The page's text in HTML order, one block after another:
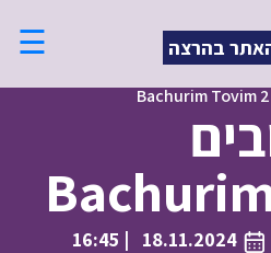
בהרצה ☰
18.11.2024
| 16:45